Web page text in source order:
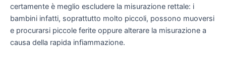
certamente è meglio escludere la misurazione rettale: i
bambini infatti, soprattutto molto piccoli, possono muoversi
e procurarsi piccole ferite oppure alterare la misurazione a
causa della rapida infiammazione.